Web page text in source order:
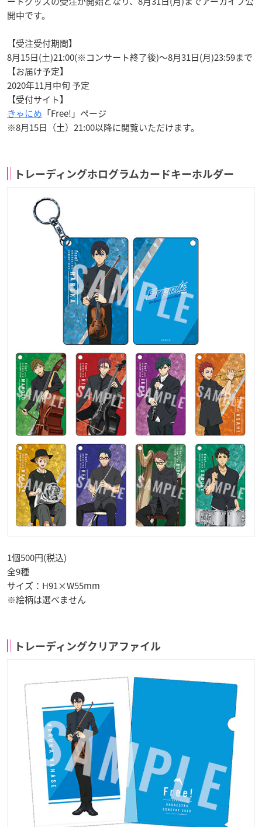
開中です。
【受注受付期間】
8月15日(土)21:00(※コンサート終了後)～8月31日(月)23:59まで
【お届け予定】
2020年11月中旬 予定
【受付サイト】
きゃにめ 「Free!」ページ
※8月15日（土）21:00以降に閲覧いただけます。
トレーディングホログラムカードキーホルダー
1個500円(税込)
全9種
サイズ：H91×W55mm
※絵柄は選べません
トレーディングクリアファイル